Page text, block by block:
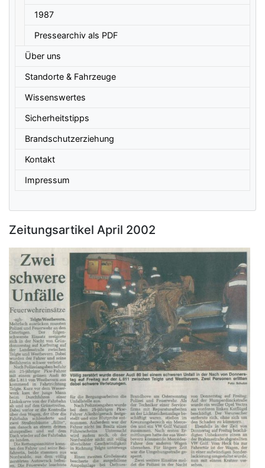
1987
Pressearchiv als PDF
Über uns
Standorte & Fahrzeuge
Wissenswertes
Sicherheitstipps
Brandschutzerziehung
Kontakt
Impressum
Zeitungsartikel April 2002